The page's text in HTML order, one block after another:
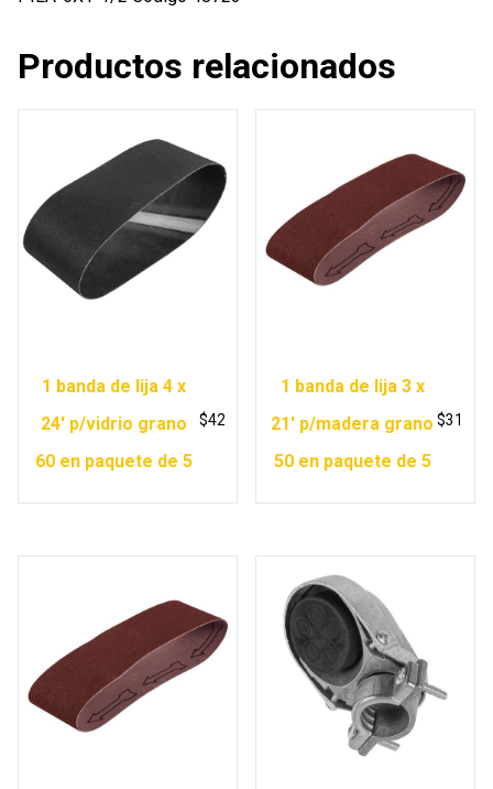
Productos relacionados
1 banda de lija 4 x
24′ p/vidrio grano
60 en paquete de 5
$42
1 banda de lija 3 x
21′ p/madera grano
50 en paquete de 5
$31